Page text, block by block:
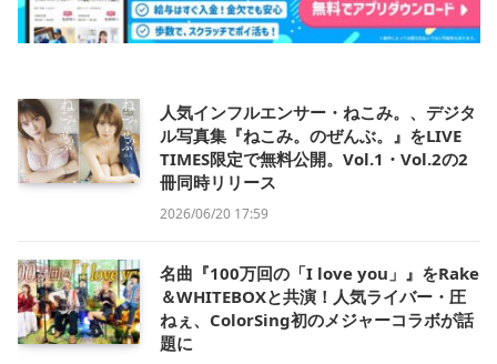
人気インフルエンサー・ねこみ。、デジタ
ル写真集『ねこみ。のぜんぶ。』をLIVE
TIMES限定で無料公開。Vol.1・Vol.2の2
冊同時リリース
2026/06/20 17:59
名曲『100万回の「I love you」』をRake
＆WHITEBOXと共演！人気ライバー・圧
ねぇ、ColorSing初のメジャーコラボが話
題に